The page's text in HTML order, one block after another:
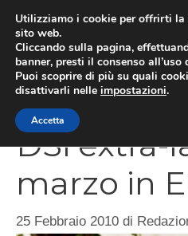
contenuto
Nintendo
DSi extra-
marzo in
25 Febbraio 2010 di
Utilizziamo i cookie per offrirti la
sito web.
Cliccando sulla pagina,
banner, presti il consenso
Puoi scoprire di più su quali
disattivarli nelle impostazioni.
Accetta